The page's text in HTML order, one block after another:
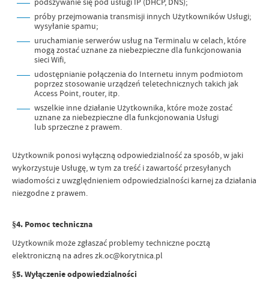
próby przejmowania transmisji innych Użytkowników Usługi;
wysyłanie spamu;
uruchamianie serwerów usług na Terminalu w celach, które
mogą zostać uznane za niebezpieczne dla funkcjonowania
sieci Wifi,
udostępnianie połączenia do Internetu innym podmiotom
poprzez stosowanie urządzeń teletechnicznych takich jak
Access Point, router, itp.
wszelkie inne działanie Użytkownika, które może zostać
uznane za niebezpieczne dla funkcjonowania Usługi
lub sprzeczne z prawem.
Użytkownik ponosi wyłączną odpowiedzialność za sposób, w jaki
wykorzystuje Usługę, w tym za treść i zawartość przesyłanych
wiadomości z uwzględnieniem odpowiedzialności karnej za działania
niezgodne z prawem.
§4. Pomoc techniczna
Użytkownik może zgłaszać problemy techniczne pocztą
elektroniczną na adres zk.oc@korytnica.pl
§5. Wyłączenie odpowiedzialności